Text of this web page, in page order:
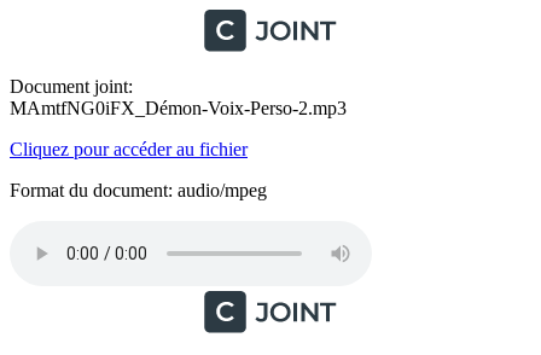
Document joint:
MAmtfNG0iFX_Démon-Voix-Perso-2.mp3
Cliquez pour accéder au fichier
Format du document: audio/mpeg